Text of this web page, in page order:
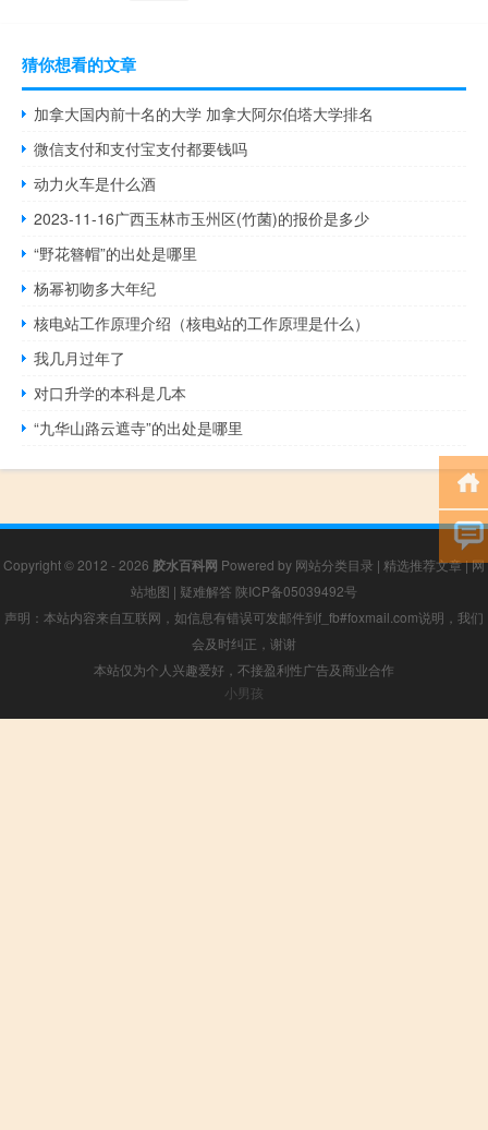
猜你想看的文章
加拿大国内前十名的大学 加拿大阿尔伯塔大学排名
微信支付和支付宝支付都要钱吗
动力火车是什么酒
2023-11-16广西玉林市玉州区(竹菌)的报价是多少
“野花簪帽”的出处是哪里
杨幂初吻多大年纪
核电站工作原理介绍（核电站的工作原理是什么）
我几月过年了
对口升学的本科是几本
“九华山路云遮寺”的出处是哪里
Copyright © 2012 - 2026 胶水百科网 Powered by 网站分类目录 | 精选推荐文章|网
站地图 | 疑难解答 陕ICP备05039492号
声明：本站内容来自互联网，如信息有错误可发邮件到f_fb#foxmail.com说明，我们
会及时纠正，谢谢
本站仅为个人兴趣爱好，不接盈利性广告及商业合作
小男孩